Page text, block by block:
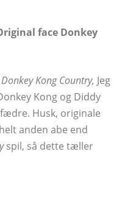
face Donkey
Donkey Kong Country, Jeg
Kong og Diddy
Husk, originale
anden abe end
spil, så dette tæller